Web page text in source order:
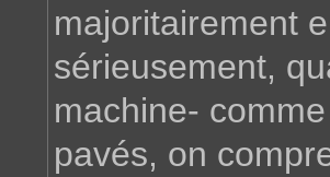
majoritairement
sérieusement,
machine-
pavés, on